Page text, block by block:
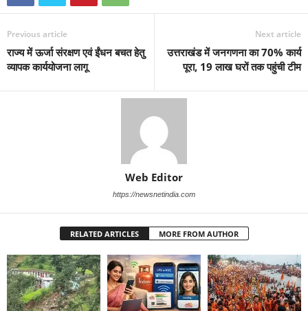
Previous article
राज्य में ऊर्जा संरक्षण एवं ईंधन बचत हेतु
व्यापक कार्ययोजना लागू
Next article
उत्तराखंड में जनगणना का 70% कार्य
पूरा, 19 लाख घरों तक पहुंची टीम
Web Editor
https://newsnetindia.com
RELATED ARTICLES MORE FROM AUTHOR